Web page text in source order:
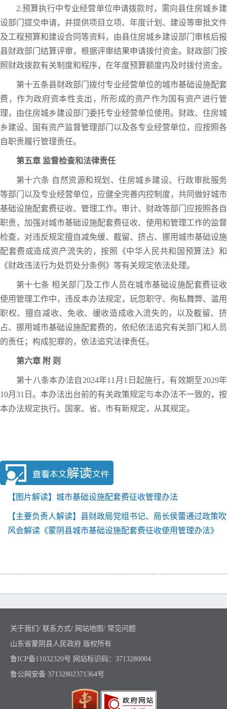
2.预算执行中专业经营单位申请拨款时，需向县住房城乡建
设部门提交申请，并提供项目立项、年度计划、建设等审批文件
及工程预算和建设合同等资料，由县住房城乡建设部门审核后报
县财政部门结算评审，根据评审结果申请拨付资金。财政部门按
照财政拨款有关制度和程序，在年度预算额度内及时拨付资金。
第十五条县财政部门拨付专业经营单位的城市基础设施配套
费，作为政府资本性支出，所形成的资产作为国有资产进行管
理，由住房城乡建设部门委托专业经营单位使用。财政、住房城
乡建设、国有资产监督管理部门以及各专业经营单位，应按照各
自职责履行管理责任。
第五章 监督检查和法律责任
第十六条 自然资源和规划、住房城乡建设、行政审批服务
等部门以及专业经营单位，应健全完善内控制度，共同做好城市
基础设施配套费征收、管理工作。审计、财政等部门应按照各自
职责，加强对城市基础设施配套费征收、使用和管理工作的监督
检查，对违反规定擅自减免缓、截留、挤占、挪用城市基础设施
配套费或造成资产流失的，按照《中华人民共和国预算法》和
《财政违法行为处罚处分条例》等有关规定依法处理。
第十七条 相关部门及工作人员在城市基础设施配套费征收
使用管理工作中，违反本办法规定，玩忽职守、徇私舞弊、滥用
职权、擅自减收、免收、缓收造成收入流失的，以及截留、挤
占、挪用城市基础设施配套费的，依纪依法追究有关部门和人员
的责任；构成犯罪的，依法追究法律责任。
第六章 附 则
第十八条本办法自2024年11月1日起施行，有效期至2029年
10月31日。本办法出台前的有关政策规定与本办法不一致的，按
本办法规定执行。国家、省、市有新规定，从其规定。
【图片解读】城市基础设施配套费征收管理办法
【主要负责人解读】县财政局党组书记、局长侯蕾通过政策吹
风会解读《蒙阴县城市基础设施配套费征收使用管理办法》
关于我们 / 联系方式/ 网站地图/ 常见问题
山东省蒙阴县人民政府 版权所有
鲁ICP备11032320号 网站标识码：3713280004
鲁公网安备 37132802371364号